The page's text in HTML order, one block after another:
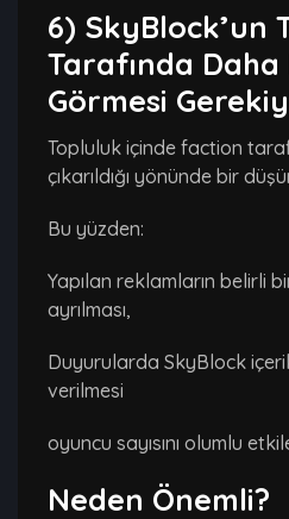
6) SkyBlock’un
Tarafında
Görmesi
Topluluk içinde faction
çıkarıldığı yönünde bir
Bu yüzden:
Yapılan reklamların belirli
ayrılması,
Duyurularda SkyBlock
verilmesi
oyuncu sayısını olumlu
Neden Önemli?